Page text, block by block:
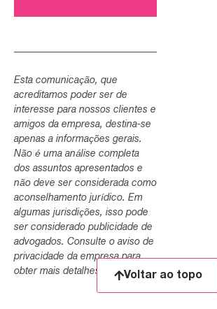
Esta comunicação, que
acreditamos poder ser de
interesse para nossos clientes e
amigos da empresa, destina-se
apenas a informações gerais.
Não é uma análise completa
dos assuntos apresentados e
não deve ser considerada como
aconselhamento jurídico. Em
algumas jurisdições, isso pode
ser considerado publicidade de
advogados. Consulte o aviso de
privacidade da empresa para
obter mais detalhes.
Voltar ao topo